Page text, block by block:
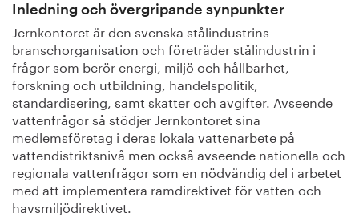
Inledning och övergripande synpunkter
Jernkontoret är den svenska stålindustrins
branschorganisation och företräder stålindustrin i
frågor som berör energi, miljö och hållbarhet,
forskning och utbildning, handelspolitik,
standardisering, samt skatter och avgifter. Avseende
vattenfrågor så stödjer Jernkontoret sina
medlemsföretag i deras lokala vattenarbete på
vattendistriktsnivå men också avseende nationella och
regionala vattenfrågor som en nödvändig del i arbetet
med att implementera ramdirektivet för vatten och
havsmiljödirektivet.